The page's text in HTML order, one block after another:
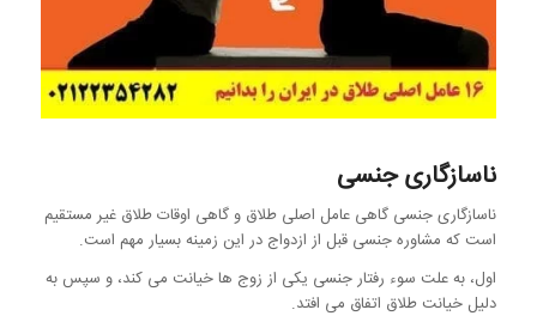
ناسازگاری جنسی
ناسازگاری جنسی گاهی عامل اصلی طلاق و گاهی اوقات طلاق غیر مستقیم
است که مشاوره جنسی قبل از ازدواج در این زمینه بسیار مهم است.
اول، به علت سوء رفتار جنسی یکی از زوج ها خیانت می کند، و سپس به
دلیل خیانت طلاق اتفاق می افتد.